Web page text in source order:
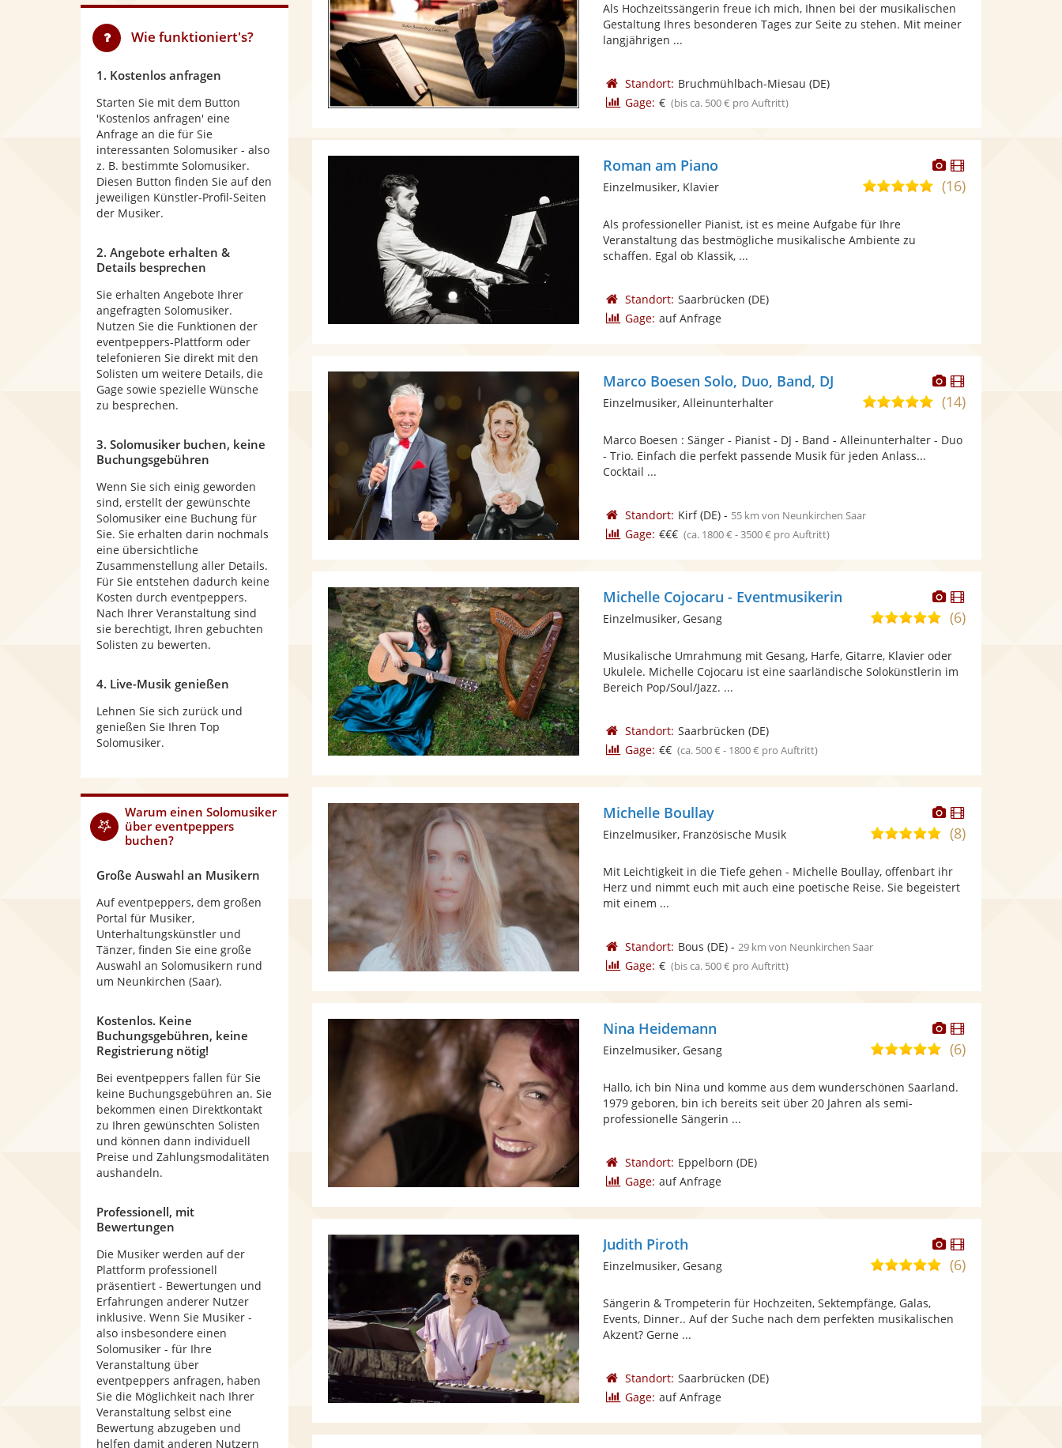
bereit.
5
Sternen
Als Hochzeitssängerin freue ich mich, Ihnen bei der musikalischen
Gestaltung Ihres besonderen Tages zur Seite zu stehen. Mit meiner
langjährigen ...
Standort: Bruchmühlbach-Miesau (DE)
Gage: € (bis ca. 500 € pro Auftritt)
Dieser
Künstler
stellt
Dieser
Künstler
Roman am Piano
5,0(16)
Einzelmusiker, Klavier
Als professioneller Pianist, ist es meine Aufgabe für Ihre
Veranstaltung das bestmögliche musikalische Ambiente zu
schaffen. Egal ob Klassik, ...
Standort: Saarbrücken (DE)
Gage: auf Anfrage
Dieser
Künstler
stellt
bereit.
Dieser
Künstler
Marco Boesen Solo, Duo, Band, DJ
5,0
5
(14)
Einzelmusiker, Alleinunterhalter
Marco Boesen : Sänger - Pianist - DJ - Band - Alleinunterhalter - Duo
- Trio. Einfach die perfekt passende Musik für jeden Anlass...
Cocktail ...
Standort: Kirf(DE)- 55 km von Neunkirchen Saar
Gage: €€€ (ca. 1800 € - 3500 € pro Auftritt)
Dieser
Künstler
stellt
bereit.
Dieser
Künstler
Michelle Cojocaru - Eventmusikerin
5,0
5
Sternen
(6)
Einzelmusiker, Gesang
Musikalische Umrahmung mit Gesang, Harfe, Gitarre, Klavier oder
Ukulele. Michelle Cojocaru ist eine saarländische Solokünstlerin im
Bereich Pop/Soul/Jazz. ...
Standort: Saarbrücken (DE)
Gage: €€ (ca. 500 € - 1800 € pro Auftritt)
Dieser
Künstler
stellt
bereit.
Dieser
Künstler
Michelle Boullay
5,0
5
Sternen
(8)
Einzelmusiker, Französische Musik
Mit Leichtigkeit in die Tiefe gehen - Michelle Boullay, offenbart ihr
Herz und nimmt euch mit auch eine poetische Reise. Sie begeistert
mit einem ...
Standort: Bous (DE)- 29 km von Neunkirchen Saar
Gage: € (bis ca. 500 € pro Auftritt)
Dieser
Künstler
stellt
Fotos
bereit.
Dieser
Künstler
Nina Heidemann
5,0
5
(6)
Einzelmusiker, Gesang
Hallo, ich bin Nina und komme aus dem wunderschönen Saarland.
1979 geboren, bin ich bereits seit über 20 Jahren als semi-
professionelle Sängerin ...
Standort: Eppelborn (DE)
Gage: auf Anfrage
Dieser
Künstler
stellt
Dieser
Künstler
Judith Piroth
5,0
Sternen
(6)
Einzelmusiker, Gesang
Sängerin & Trompeterin für Hochzeiten, Sektempfänge, Galas,
Events, Dinner.. Auf der Suche nach dem perfekten musikalischen
Akzent? Gerne ...
Standort: Saarbrücken (DE)
Gage: auf Anfrage
Wie funktioniert's?
1. Kostenlos anfragen
Starten Sie mit dem Button
'Kostenlos anfragen' eine
Anfrage an die für Sie
interessanten Solomusiker - also
z. B. bestimmte Solomusiker.
Diesen Button finden Sie auf den
jeweiligen Künstler-Profil-Seiten
der Musiker.
2. Angebote erhalten &
Details besprechen
Sie erhalten Angebote Ihrer
angefragten Solomusiker.
Nutzen Sie die Funktionen der
eventpeppers-Plattform oder
telefonieren Sie direkt mit den
Solisten um weitere Details, die
Gage sowie spezielle Wünsche
zu besprechen.
3. Solomusiker buchen, keine
Buchungsgebühren
Wenn Sie sich einig geworden
sind, erstellt der gewünschte
Solomusiker eine Buchung für
Sie. Sie erhalten darin nochmals
eine übersichtliche
Zusammenstellung aller Details.
Für Sie entstehen dadurch keine
Kosten durch eventpeppers.
Nach Ihrer Veranstaltung sind
sie berechtigt, Ihren gebuchten
Solisten zu bewerten.
4. Live-Musik genießen
Lehnen Sie sich zurück und
genießen Sie Ihren Top
Solomusiker.
Warum einen Solomusiker
über eventpeppers
buchen?
Große Auswahl an Musikern
Auf eventpeppers, dem großen
Portal für Musiker,
Unterhaltungskünstler und
Tänzer, finden Sie eine große
Auswahl an Solomusikern rund
um Neunkirchen (Saar).
Kostenlos. Keine
Buchungsgebühren, keine
Registrierung nötig!
Bei eventpeppers fallen für Sie
keine Buchungsgebühren an. Sie
bekommen einen Direktkontakt
zu Ihren gewünschten Solisten
und können dann individuell
Preise und Zahlungsmodalitäten
aushandeln.
Professionell, mit
Bewertungen
Die Musiker werden auf der
Plattform professionell
präsentiert - Bewertungen und
Erfahrungen anderer Nutzer
inklusive. Wenn Sie Musiker -
also insbesondere einen
Solomusiker - für Ihre
Veranstaltung über
eventpeppers anfragen, haben
Sie die Möglichkeit nach Ihrer
Veranstaltung selbst eine
Bewertung abzugeben und
helfen damit anderen Nutzern